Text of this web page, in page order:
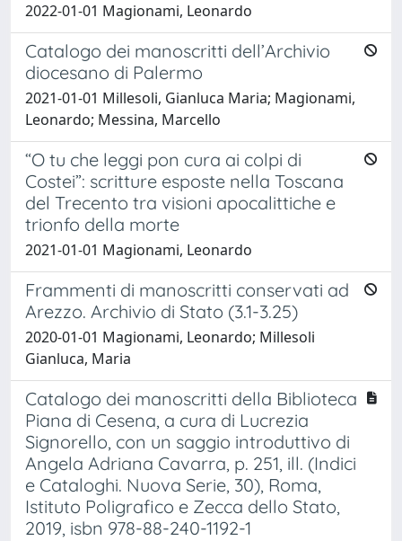
2022-01-01 Magionami, Leonardo
Catalogo dei manoscritti dell’Archivio
diocesano di Palermo
2021-01-01 Millesoli, Gianluca Maria; Magionami,
Leonardo; Messina, Marcello
“O tu che leggi pon cura ai colpi di
Costei”: scritture esposte nella Toscana
del Trecento tra visioni apocalittiche e
trionfo della morte
2021-01-01 Magionami, Leonardo
Frammenti di manoscritti conservati ad
Arezzo. Archivio di Stato (3.1-3.25)
2020-01-01 Magionami, Leonardo; Millesoli
Gianluca, Maria
Catalogo dei manoscritti della Biblioteca
Piana di Cesena, a cura di Lucrezia
Signorello, con un saggio introduttivo di
Angela Adriana Cavarra, p. 251, ill. (Indici
e Cataloghi. Nuova Serie, 30), Roma,
Istituto Poligrafico e Zecca dello Stato,
2019, isbn 978-88-240-1192-1